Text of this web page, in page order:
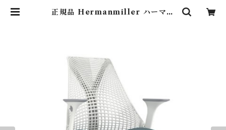
正規品 Hermanmiller ハーマン